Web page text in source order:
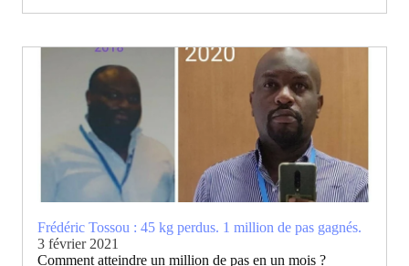
Frédéric Tossou : 45 kg perdus. 1 million de pas gagnés.
3 février 2021
Comment atteindre un million de pas en un mois ?